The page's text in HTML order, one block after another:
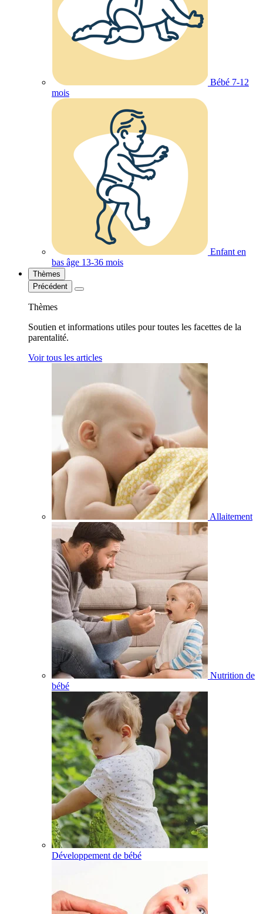
Bébé 7-12
mois
Enfant en
bas âge 13-36 mois
Thèmes
Précédent
Thèmes
Soutien et informations utiles pour toutes les facettes de la
parentalité.
Voir tous les articles
Allaitement
Nutrition de
bébé
Développement de bébé